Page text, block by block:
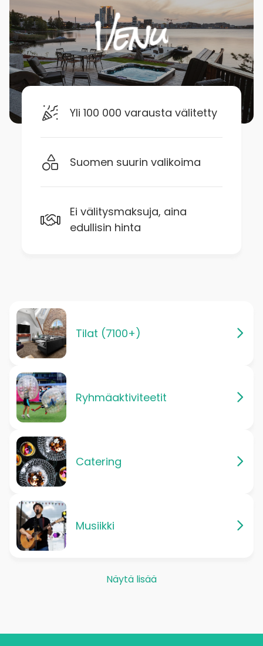
Yli 100 000 varausta välitetty
Suomen suurin valikoima
Ei välitysmaksuja, aina
edullisin hinta
Tilat (7100+)
Ryhmäaktiviteetit
Catering
Musiikki
Näytä lisää